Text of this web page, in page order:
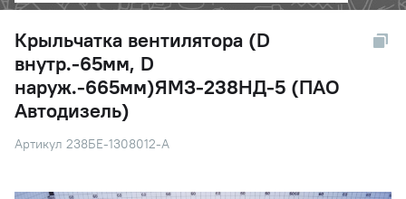
Крыльчатка вентилятора (D
внутр.-65мм, D
наруж.-665мм)ЯМЗ-238НД-5 (ПАО
Автодизель)
Артикул 238БЕ-1308012-А